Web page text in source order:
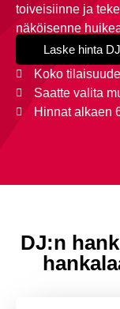
toiveisiinne ja
näköisenne
Laske hinta
Koko
Saatte valita
Hinnat alkaen
DJ:n